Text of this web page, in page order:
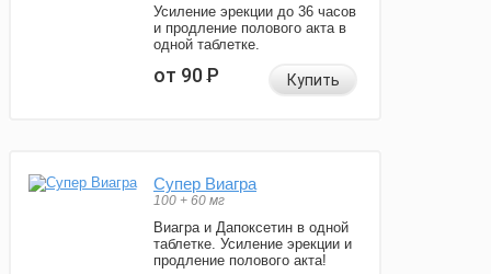
Усиление эрекции до 36 часов
и продление полового акта в
одной таблетке.
от 90Р Купить
Супер Виагра
100 + 60 мг
Виагра и Дапоксетин в одной
таблетке. Усиление эрекции и
продление полового акта!